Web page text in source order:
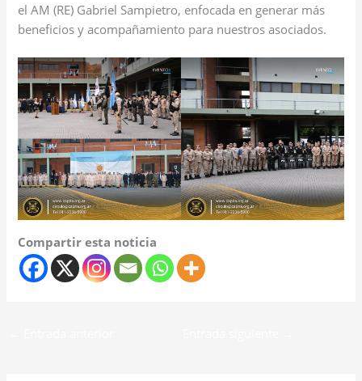
el AM (RE) Gabriel Sampietro, enfocada en generar más
beneficios y acompañamiento para nuestros asociados.
Compartir esta noticia